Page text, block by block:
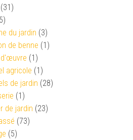
(31)
du jardin (3)
de benne (1)
(1)
agricole (1)
de jardin (28)
(1)
de jardin (23)
(73)
(5)